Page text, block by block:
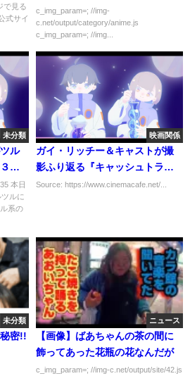
で見る
式サイ
うする？
c_img_param=; //img-
c.net/output/category/anime.js
c_img_param=; //img...
未分類
ル
約
本日
ルに
系の
映画関係
ガイ・リッチー＆キャストが撮
影ふり返る『キャッシュトラッ
ク』メイキング映像
Source: https://www.cinemacafe.net/...
未分類
密!!
ニュース
【画像】ばあちゃんの茶の間に
飾ってあった花瓶の花なんだが
c_img_param=; //img-c.net/output/site/42.js